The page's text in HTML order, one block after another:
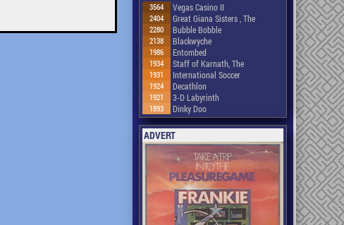
3564 Vegas Casino II
2404 Great Giana Sisters , The
2280 Bubble Bobble
2138 Blackwyche
1986 Entombed
1934 Staff of Karnath, The
1931 International Soccer
1924 Decathlon
1921 3-D Labyrinth
1893 Dinky Doo
ADVERT